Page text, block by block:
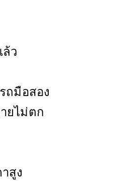
ว
ถมือสอง
ยไม่ตก
สูง